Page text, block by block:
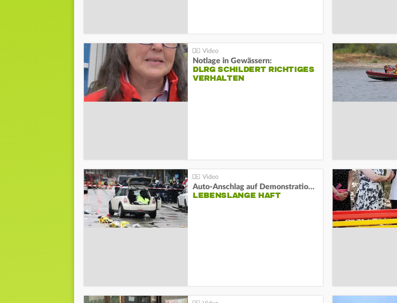
Notlage in Gewässern:
DLRG SCHILDERT RICHTIGES
VERHALTEN
Auto-Anschlag auf Demonstration in München:
LEBENSLANGE HAFT